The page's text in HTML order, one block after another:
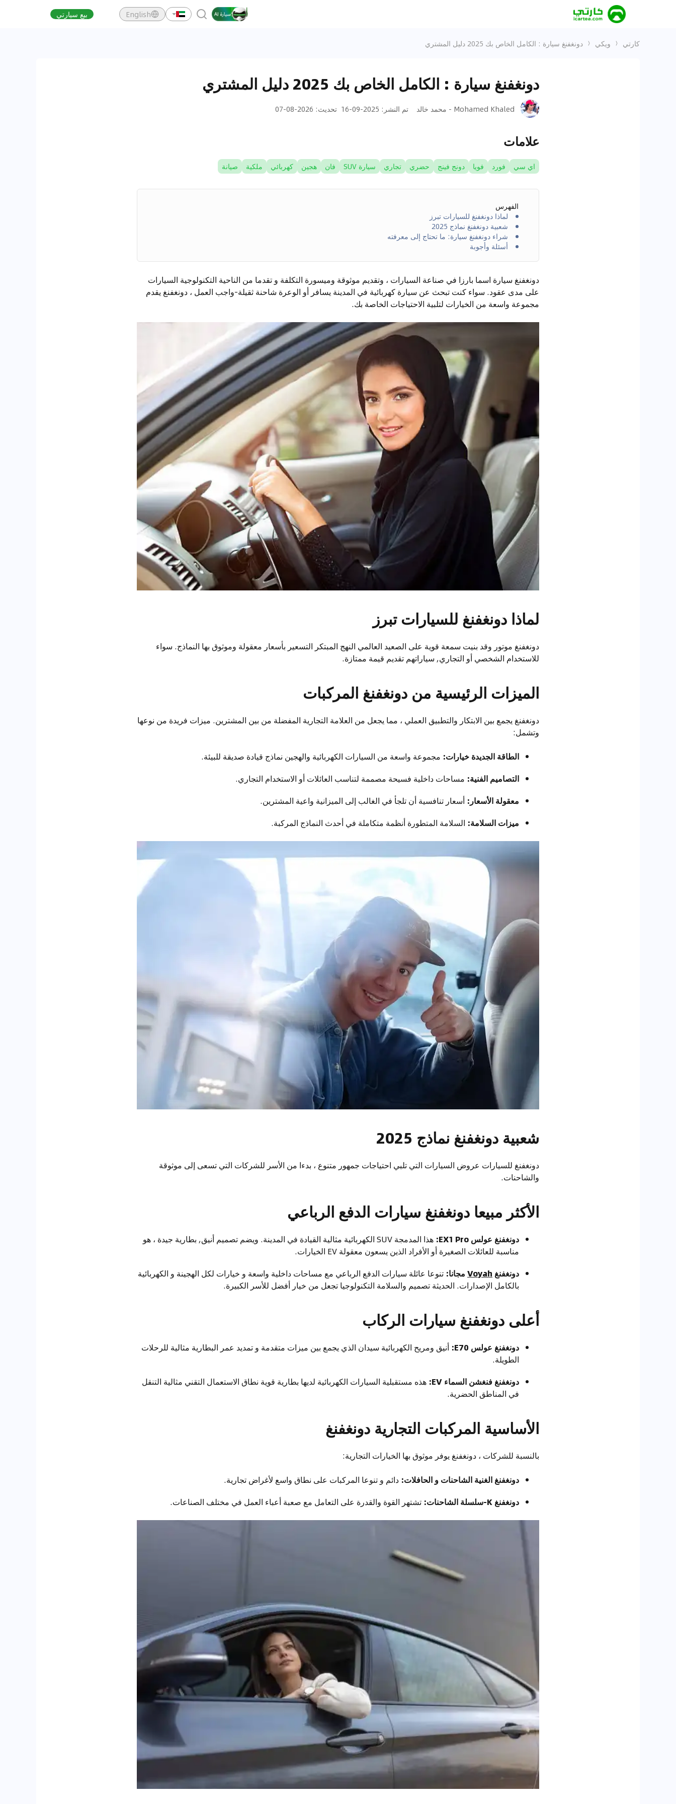
English بيع سيارتي
كارتي ويكي دونغفنغ سيارة : الكامل الخاص بك 2025 دليل المشتري
دونغفنغ سيارة : الكامل الخاص بك 2025 دليل المشتري
Mohamed Khaled - محمد خالد تم النشر :
2025-09-16 تحديث:
2026-08-07
علامات
اي سي فورد فويا دونج فينج حضري تجاري سيارة SUV فان هجين كهربائي ملكية صيانة
الفهرس
لماذا دونغفنغ للسيارات تبرز
شعبية دونغفنغ نماذج 2025
شراء دونغفنغ سيارة: ما تحتاج إلى معرفته
أسئلة وأجوبة
دونغفنغ سيارة اسما بارزا في صناعة السيارات ، وتقديم موثوقة وميسورة التكلفة و تقدما من الناحية التكنولوجية السيارات
على مدى عقود. سواء كنت تبحث عن سيارة كهربائية في المدينة يسافر أو الوعرة شاحنة ثقيلة-واجب العمل ، دونغفنغ يقدم
مجموعة واسعة من الخيارات لتلبية الاحتياجات الخاصة بك.
لماذا دونغفنغ للسيارات تبرز
دونغفنغ موتور وقد بنيت سمعة قوية على الصعيد العالمي النهج المبتكر التسعير بأسعار معقولة وموثوق بها النماذج. سواء
للاستخدام الشخصي أو التجاري, سياراتهم تقديم قيمة ممتازة.
الميزات الرئيسية من دونغفنغ المركبات
دونغفنغ يجمع بين الابتكار والتطبيق العملي ، مما يجعل من العلامة التجارية المفضلة من بين المشترين. ميزات فريدة من نوعها
وتشمل:
الطاقة الجديدة خيارات: مجموعة واسعة من السيارات الكهربائية والهجين نماذج قيادة صديقة للبيئة.
التصاميم الفنية: مساحات داخلية فسيحة مصممة لتناسب العائلات أو الاستخدام التجاري.
معقولة الأسعار: أسعار تنافسية أن تلجأ في الغالب إلى الميزانية واعية المشترين.
ميزات السلامة: السلامة المتطورة أنظمة متكاملة في أحدث النماذج المركبة.
شعبية دونغفنغ نماذج 2025
دونغفنغ للسيارات عروض السيارات التي تلبي احتياجات جمهور متنوع ، بدءا من الأسر للشركات التي تسعى إلى موثوقة
والشاحنات.
الأكثر مبيعا دونغفنغ سيارات الدفع الرباعي
دونغفنغ عولس EX1 Pro:
هذا المدمجة SUV الكهربائية مثالية القيادة في المدينة. ويضم تصميم أنيق, بطارية جيدة ، هو
مناسبة للعائلات الصغيرة أو الأفراد الذين يسعون معقولة EV الخيارات.
دونغفنغ Voyah مجانا: تنوعا عائلة سيارات الدفع الرباعي مع مساحات داخلية واسعة و خيارات لكل الهجينة و الكهربائية
بالكامل الإصدارات. الحديثة تصميم والسلامة التكنولوجيا تجعل من خيار أفضل للأسر الكبيرة.
أعلى دونغفنغ سيارات الركاب
دونغفنغ عولس E70:
أنيق ومريح الكهربائية سيدان الذي يجمع بين ميزات متقدمة و تمديد عمر البطارية مثالية للرحلات
الطويلة.
دونغفنغ فنغشن السماء EV:
هذه مستقبلية السيارات الكهربائية لديها بطارية قوية نطاق الاستعمال التقني مثالية التنقل
في المناطق الحضرية.
الأساسية المركبات التجارية دونغفنغ
بالنسبة للشركات ، دونغفنغ يوفر موثوق بها الخيارات التجارية:
دونغفنغ الغنية الشاحنات و الحافلات: دائم و تنوعا المركبات على نطاق واسع لأغراض تجارية.
دونغفنغ K-سلسلة الشاحنات:
تشتهر القوة والقدرة على التعامل مع صعبة أعباء العمل في مختلف الصناعات.